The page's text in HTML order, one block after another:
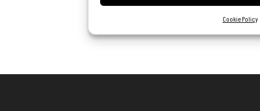
Cookie Policy